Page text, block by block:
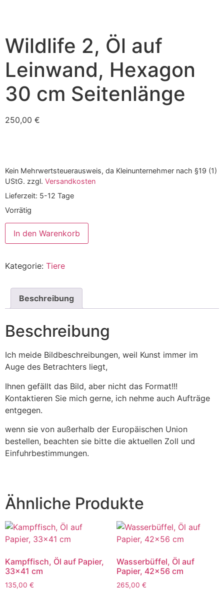
Wildlife 2, Öl auf
Leinwand, Hexagon
30 cm Seitenlänge
250,00 €
Kein Mehrwertsteuerausweis, da Kleinunternehmer nach §19 (1)
UStG. zzgl. Versandkosten
Lieferzeit: 5-12 Tage
Vorrätig
In den Warenkorb
Kategorie: Tiere
Beschreibung
Beschreibung
Ich meide Bildbeschreibungen, weil Kunst immer im
Auge des Betrachters liegt,
Ihnen gefällt das Bild, aber nicht das Format!!!
Kontaktieren Sie mich gerne, ich nehme auch Aufträge
entgegen.
wenn sie von außerhalb der Europäischen Union
bestellen, beachten sie bitte die aktuellen Zoll und
Einfuhrbestimmungen.
Ähnliche Produkte
Kampffisch, Öl auf Papier,
33×41 cm
135,00 €
Wasserbüffel, Öl auf
Papier, 42×56 cm
265,00 €